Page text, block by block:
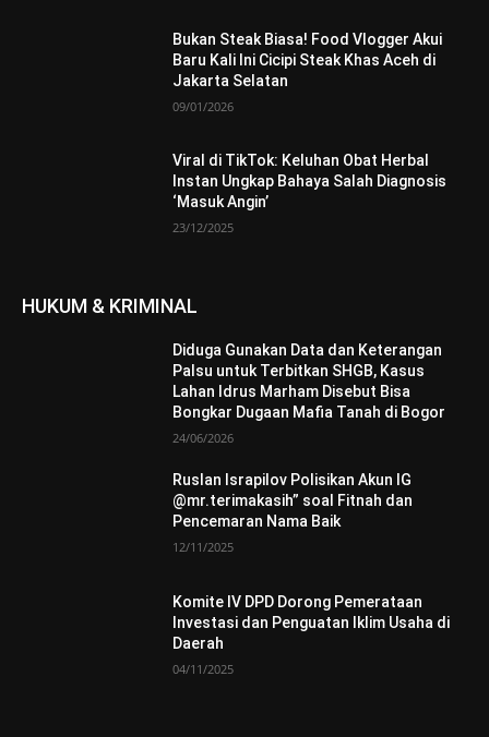
Bukan Steak Biasa! Food Vlogger Akui
Baru Kali Ini Cicipi Steak Khas Aceh di
Jakarta Selatan
09/01/2026
Viral di TikTok: Keluhan Obat Herbal
Instan Ungkap Bahaya Salah Diagnosis
‘Masuk Angin’
23/12/2025
HUKUM & KRIMINAL
Diduga Gunakan Data dan Keterangan
Palsu untuk Terbitkan SHGB, Kasus
Lahan Idrus Marham Disebut Bisa
Bongkar Dugaan Mafia Tanah di Bogor
24/06/2026
Ruslan Israpilov Polisikan Akun IG
@mr.terimakasih” soal Fitnah dan
Pencemaran Nama Baik
12/11/2025
Komite IV DPD Dorong Pemerataan
Investasi dan Penguatan Iklim Usaha di
Daerah
04/11/2025